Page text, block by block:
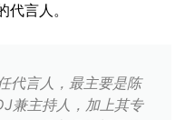
言人。
代言人，最主要是陈
兼主持人，加上其专